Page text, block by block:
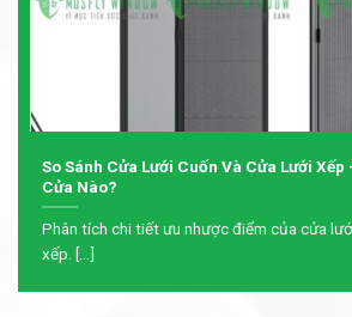
So Sánh Cửa Lưới Cuốn Và Cửa Lưới Xếp
Cửa Nào?
Phân tích chi tiết ưu nhược điểm của cửa
xếp. [...]